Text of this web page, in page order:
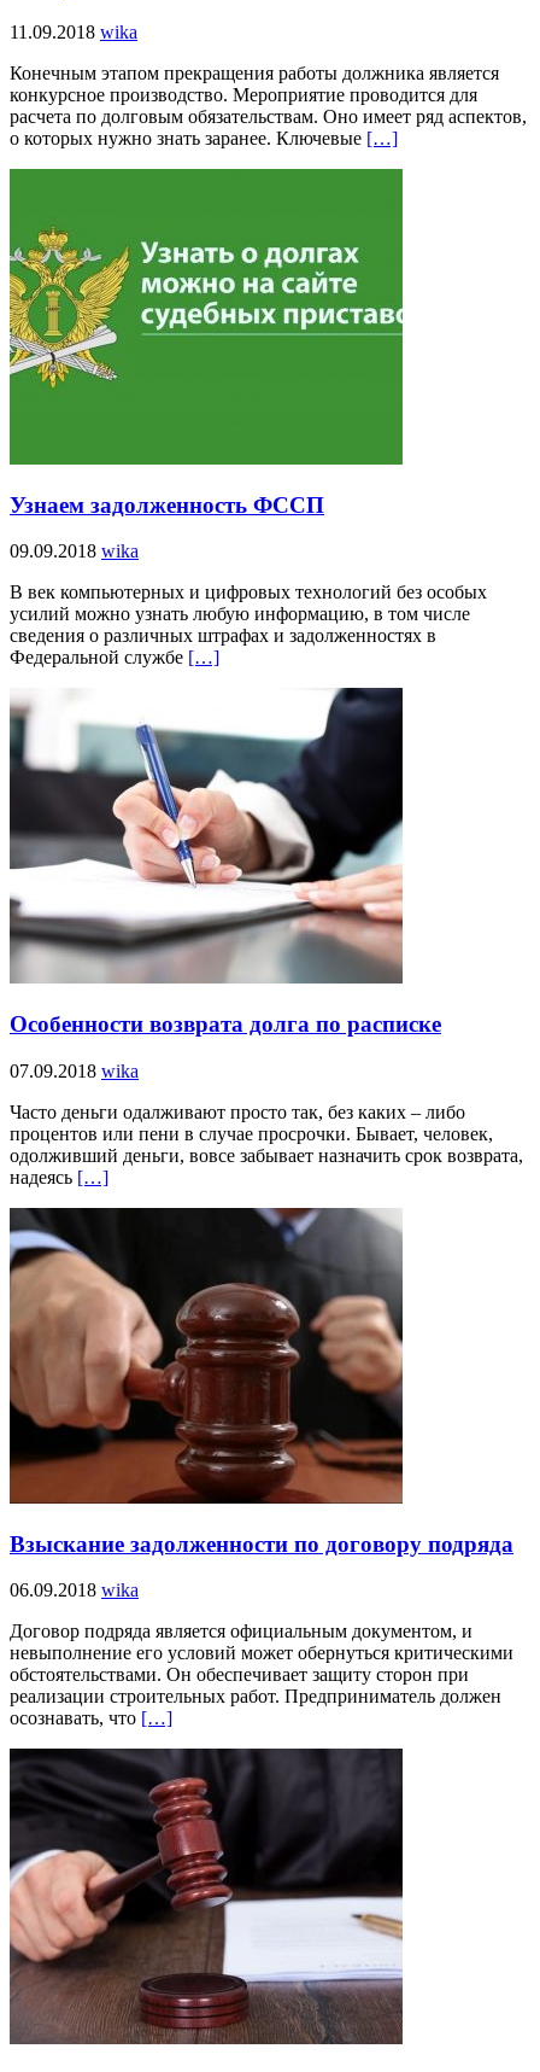
11.09.2018 wika
Конечным этапом прекращения работы должника является
конкурсное производство. Мероприятие проводится для
расчета по долговым обязательствам. Оно имеет ряд аспектов,
о которых нужно знать заранее. Ключевые […]
Узнаем задолженность ФССП
09.09.2018 wika
В век компьютерных и цифровых технологий без особых
усилий можно узнать любую информацию, в том числе
сведения о различных штрафах и задолженностях в
Федеральной службе […]
Особенности возврата долга по расписке
07.09.2018 wika
Часто деньги одалживают просто так, без каких – либо
процентов или пени в случае просрочки. Бывает, человек,
одолживший деньги, вовсе забывает назначить срок возврата,
надеясь […]
Взыскание задолженности по договору подряда
06.09.2018 wika
Договор подряда является официальным документом, и
невыполнение его условий может обернуться критическими
обстоятельствами. Он обеспечивает защиту сторон при
реализации строительных работ. Предприниматель должен
осознавать, что […]